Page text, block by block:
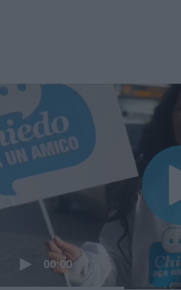
00:00